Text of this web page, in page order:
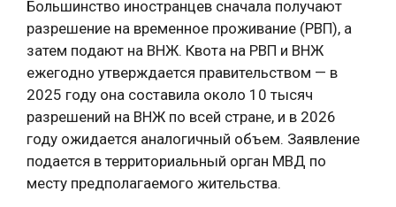
Большинство иностранцев сначала получают
разрешение на временное проживание (РВП), а
затем подают на ВНЖ. Квота на РВП и ВНЖ
ежегодно утверждается правительством — в
2025 году она составила около 10 тысяч
разрешений на ВНЖ по всей стране, и в 2026
году ожидается аналогичный объем. Заявление
подается в территориальный орган МВД по
месту предполагаемого жительства.